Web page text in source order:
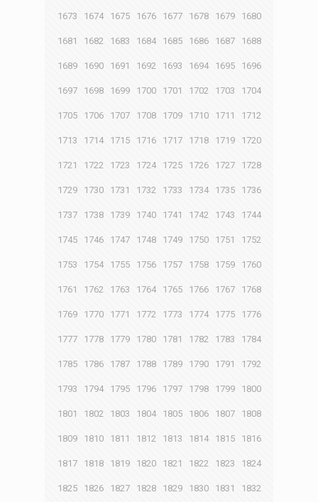
1673 1674 1675 1676 1677 1678 1679 1680
1681 1682 1683 1684 1685 1686 1687 1688
1689 1690 1691 1692 1693 1694 1695 1696
1697 1698 1699 1700 1701 1702 1703 1704
1705 1706 1707 1708 1709 1710 1711 1712
1713 1714 1715 1716 1717 1718 1719 1720
1721 1722 1723 1724 1725 1726 1727 1728
1729 1730 1731 1732 1733 1734 1735 1736
1737 1738 1739 1740 1741 1742 1743 1744
1745 1746 1747 1748 1749 1750 1751 1752
1753 1754 1755 1756 1757 1758 1759 1760
1761 1762 1763 1764 1765 1766 1767 1768
1769 1770 1771 1772 1773 1774 1775 1776
1777 1778 1779 1780 1781 1782 1783 1784
1785 1786 1787 1788 1789 1790 1791 1792
1793 1794 1795 1796 1797 1798 1799 1800
1801 1802 1803 1804 1805 1806 1807 1808
1809 1810 1811 1812 1813 1814 1815 1816
1817 1818 1819 1820 1821 1822 1823 1824
1825 1826 1827 1828 1829 1830 1831 1832